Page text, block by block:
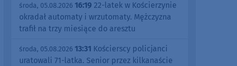
środa, 05.08.2026 16:19 22-latek w Kościerzynie
okradał automaty i wrzutomaty. Mężczyzna
trafił na trzy miesiące do aresztu
środa, 05.08.2026 13:31 Kościerscy policjanci
uratowali 71-latka. Senior przez kilkanaście